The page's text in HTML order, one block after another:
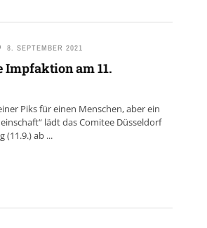
8. SEPTEMBER 2021
Impfaktion am 11.
Piks für einen Menschen, aber ein
lädt das Comitee Düsseldorf
(11.9.) ab ...